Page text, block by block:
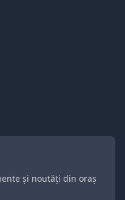
și noutăți din oraș